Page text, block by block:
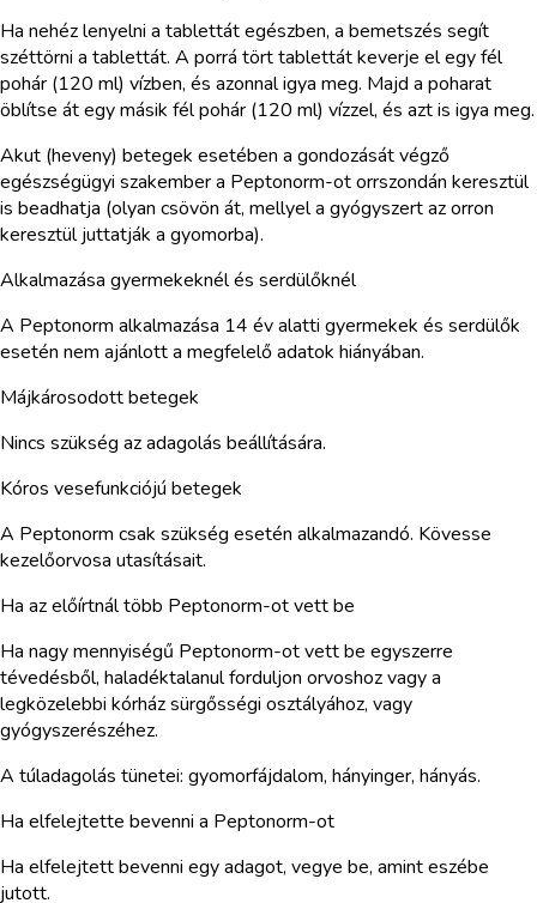
Ha nehéz lenyelni a tablettát egészben, a bemetszés segít
széttörni a tablettát. A porrá tört tablettát keverje el egy fél
pohár (120 ml) vízben, és azonnal igya meg. Majd a poharat
öblítse át egy másik fél pohár (120 ml) vízzel, és azt is igya meg.
Akut (heveny) betegek esetében a gondozását végző
egészségügyi szakember a Peptonorm-ot orrszondán keresztül
is beadhatja (olyan csövön át, mellyel a gyógyszert az orron
keresztül juttatják a gyomorba).
Alkalmazása gyermekeknél és serdülőknél
A Peptonorm alkalmazása 14 év alatti gyermekek és serdülők
esetén nem ajánlott a megfelelő adatok hiányában.
Májkárosodott betegek
Nincs szükség az adagolás beállítására.
Kóros vesefunkciójú betegek
A Peptonorm csak szükség esetén alkalmazandó. Kövesse
kezelőorvosa utasításait.
Ha az előírtnál több Peptonorm-ot vett be
Ha nagy mennyiségű Peptonorm-ot vett be egyszerre
tévedésből, haladéktalanul forduljon orvoshoz vagy a
legközelebbi kórház sürgősségi osztályához, vagy
gyógyszerészéhez.
A túladagolás tünetei: gyomorfájdalom, hányinger, hányás.
Ha elfelejtette bevenni a Peptonorm-ot
Ha elfelejtett bevenni egy adagot, vegye be, amint eszébe
jutott.